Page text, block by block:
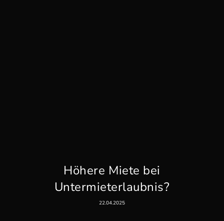
Höhere Miete bei
Untermieterlaubnis?
22.04.2025